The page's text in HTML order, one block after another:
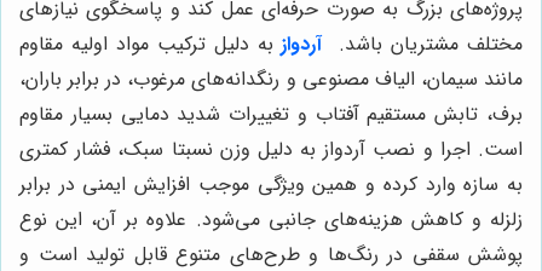
پروژه‌های بزرگ به صورت حرفه‌ای عمل کند و پاسخگوی نیازهای
مختلف مشتریان باشد. آردواز به دلیل ترکیب مواد اولیه مقاوم
مانند سیمان، الیاف مصنوعی و رنگدانه‌های مرغوب، در برابر باران،
برف، تابش مستقیم آفتاب و تغییرات شدید دمایی بسیار مقاوم
است. اجرا و نصب آردواز به دلیل وزن نسبتا سبک، فشار کمتری
به سازه وارد کرده و همین ویژگی موجب افزایش ایمنی در برابر
زلزله و کاهش هزینه‌های جانبی می‌شود. علاوه بر آن، این نوع
پوشش سقفی در رنگ‌ها و طرح‌های متنوع قابل تولید است و